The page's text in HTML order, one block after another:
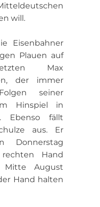
will.
Eisenbahner
Plauen auf
Max
der immer
seiner
Hinspiel in
Ebenso fällt
aus. Er
Donnerstag
Hand
August
Hand halten